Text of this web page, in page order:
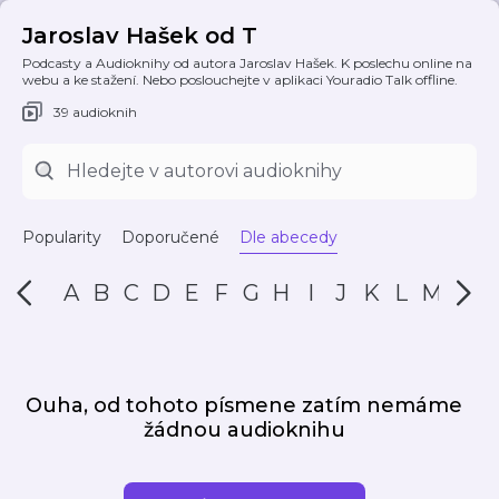
Jaroslav Hašek od T
Podcasty a Audioknihy od autora Jaroslav Hašek. K poslechu online na
webu a ke stažení. Nebo poslouchejte v aplikaci Youradio Talk offline.
39 audioknih
Popularity Doporučené Dle abecedy
A B C D E F G H I J K L M N
Ouha, od tohoto písmene zatím nemáme
žádnou audioknihu